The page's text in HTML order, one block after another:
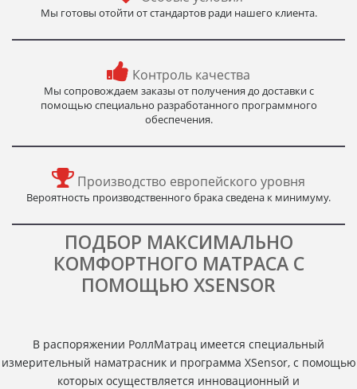
Мы готовы отойти от стандартов ради нашего клиента.
Контроль качества
Мы сопровождаем заказы от получения до доставки с
помощью специально разработанного программного
обеспечения.
Производство европейского уровня
Вероятность производственного брака сведена к минимуму.
ПОДБОР МАКСИМАЛЬНО
КОМФОРТНОГО МАТРАСА С
ПОМОЩЬЮ XSENSOR
В распоряжении РоллМатрац имеется специальный
измерительный наматрасник и программа XSensor, с помощью
которых осуществляется инновационный и